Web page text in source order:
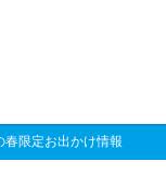
春限定お出かけ情報